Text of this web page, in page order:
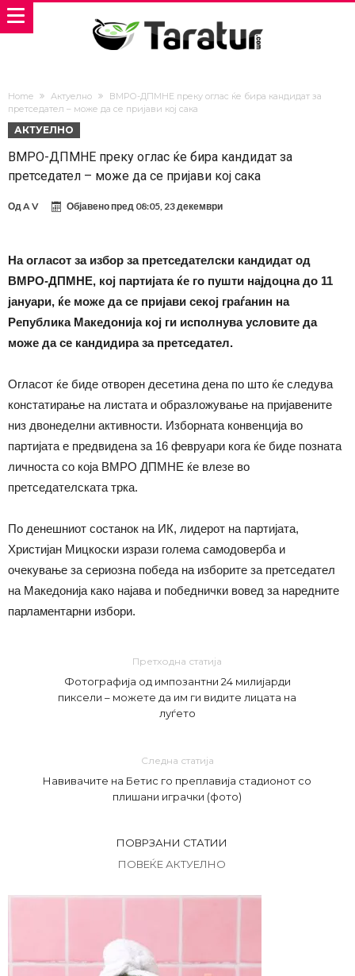
Home Актуелно
ВМРО-ДПМНЕ преку оглас ќе бира кандидат за
претседател – може да се пријави кој сака
АКТУЕЛНО
ВМРО-ДПМНЕ преку оглас ќе бира кандидат за
претседател – може да се пријави кој сака
ОдA V Објавено пред 08:05, 23 декември
На огласот за избор за претседателски кандидат од
ВМРО-ДПМНЕ, кој партијата ќе го пушти најдоцна до 11
јануари, ќе може да се пријави секој граѓанин на
Република Македонија кој ги исполнува условите да
може да се кандидира за претседател.
Огласот ќе биде отворен десетина дена по што ќе следува
констатирање на листата и образложување на пријавените
низ двонеделни активности. Изборната конвенција во
партијата е предвидена за 16 февруари кога ќе биде позната
личноста со која ВМРО ДПМНЕ ќе влезе во
претседателската трка.
По денешниот состанок на ИК, лидерот на партијата,
Христијан Мицкоски изрази голема самодоверба и
очекување за сериозна победа на изборите за претседател
на Македонија како најава и победнички вовед за наредните
парламентарни избори.
Претходна статија
Фотографија од импозантни 24 милијарди
пиксели – можете да им ги видите лицата на
луѓето
Следна статија
Навивачите на Бетис го преплавија стадионот со
плишани играчки (фото)
ПОВРЗАНИ СТАТИИ
ПОВЕЌЕ АКТУЕЛНО